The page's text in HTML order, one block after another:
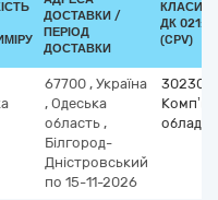
ДОСТАВКИ /
ПЕРІОД
ДОСТАВКИ
ДК
(CPV)
67700 , Україна
, Одеська
область ,
Білгород-
Дністровський
по 15-11-2026